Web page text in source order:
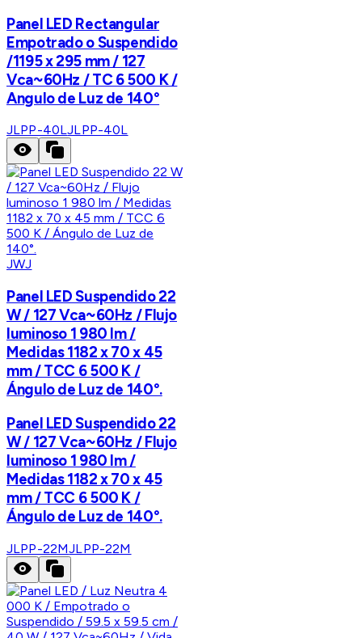
Panel LED Rectangular
Empotrado o Suspendido
/1195 x 295 mm / 127
Vca~60Hz / TC 6 500 K /
Angulo de Luz de 140°
JLPP-40LJLPP-40L
JWJ
Panel LED Suspendido 22
W / 127 Vca~60Hz / Flujo
luminoso 1 980 lm /
Medidas 1182 x 70 x 45
mm / TCC 6 500 K /
Ángulo de Luz de 140°.
Panel LED Suspendido 22
W / 127 Vca~60Hz / Flujo
luminoso 1 980 lm /
Medidas 1182 x 70 x 45
mm / TCC 6 500 K /
Ángulo de Luz de 140°.
JLPP-22MJLPP-22M